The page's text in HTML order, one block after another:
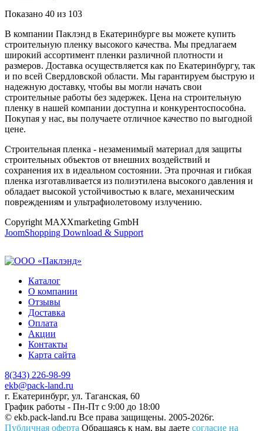
Показано 40 из 103
В компании Паклэнд в Екатеринбурге вы можете купить
строительную пленку высокого качества. Мы предлагаем
широкий ассортимент пленки различной плотности и
размеров. Доставка осуществляется как по Екатеринбургу, так
и по всей Свердловской области. Мы гарантируем быструю и
надежную доставку, чтобы вы могли начать свои
строительные работы без задержек. Цена на строительную
пленку в нашей компании доступна и конкурентоспособна.
Покупая у нас, вы получаете отличное качество по выгодной
цене.
Строительная пленка - незаменимый материал для защиты
строительных объектов от внешних воздействий и
сохранения их в идеальном состоянии. Эта прочная и гибкая
пленка изготавливается из полиэтилена высокого давления и
обладает высокой устойчивостью к влаге, механическим
повреждениям и ультрафиолетовому излучению.
Copyright MAXXmarketing GmbH
JoomShopping Download & Support
Каталог
О компании
Отзывы
Доставка
Оплата
Акции
Контакты
Карта сайта
8(343) 226-98-99
ekb@pack-land.ru
г. Екатеринбург, ул. Таганская, 60
График работы - Пн-Пт с 9:00 до 18:00
© ekb.pack-land.ru Все права защищены. 2005-2026г.
Публичная оферта Обращаясь к нам, вы даете согласие на